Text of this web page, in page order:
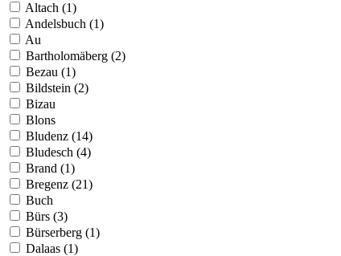
Altach (1)
Andelsbuch (1)
Au
Bartholomäberg (2)
Bezau (1)
Bildstein (2)
Bizau
Blons
Bludenz (14)
Bludesch (4)
Brand (1)
Bregenz (21)
Buch
Bürs (3)
Bürserberg (1)
Dalaas (1)